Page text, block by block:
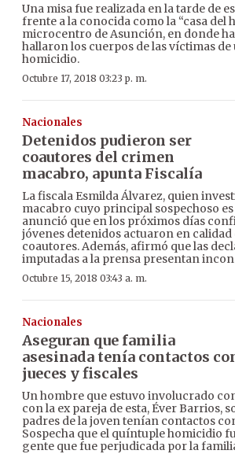
Una misa fue realizada en la tarde de
frente a la conocida como la “casa del
microcentro de Asunción, en donde
hallaron los cuerpos de las víctimas
homicidio.
Octubre 17, 2018 03:23 p. m.
Nacionales
Detenidos pudieron ser
coautores del crimen
macabro, apunta Fiscalía
La fiscala Esmilda Álvarez, quien
macabro cuyo principal sospechoso
anunció que en los próximos días
jóvenes detenidos actuaron en calidad
coautores. Además, afirmó que las
imputadas a la prensa presentan
Octubre 15, 2018 03:43 a. m.
Nacionales
Aseguran que familia
asesinada tenía contactos
jueces y fiscales
Un hombre que estuvo involucrado
con la ex pareja de esta, Éver Barrios,
padres de la joven tenían contactos
Sospecha que el quíntuple homicidio
gente que fue perjudicada por la